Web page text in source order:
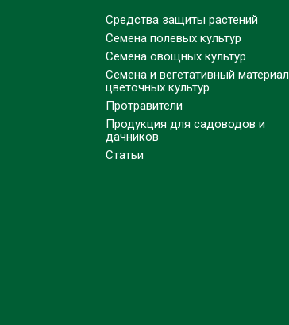
Средства защиты растений
Семена полевых культур
Семена овощных культур
Семена и вегетативный материал
цветочных культур
Протравители
Продукция для садоводов и
дачников
Статьи